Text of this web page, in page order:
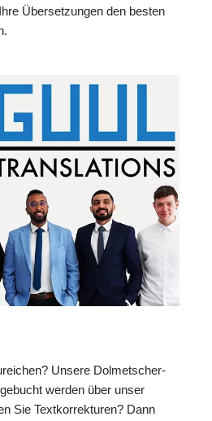
Übersetzungen den besten
Unsere Dolmetscher-
werden über unser
Sie Textkorrekturen? Dann